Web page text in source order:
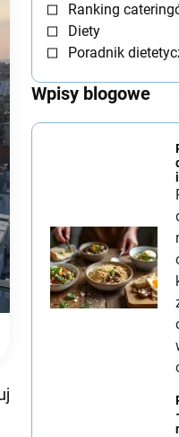
Ranking
Diety
Poradnik
Wpisy blogowe